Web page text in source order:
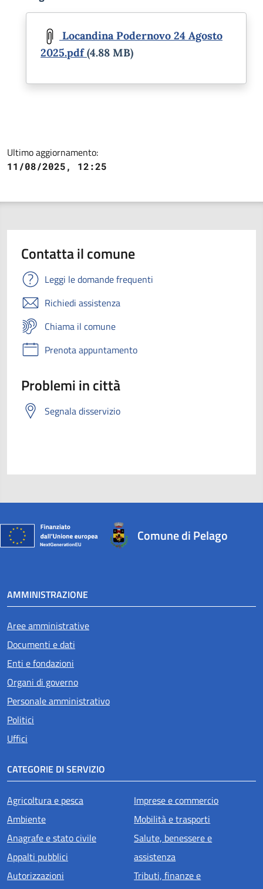
Locandina Podernovo 24 Agosto
2025.pdf(4.88 MB)
Ultimo aggiornamento:
11/08/2025, 12:25
Contatta il comune
Leggi le domande frequenti
Richiedi assistenza
Chiama il comune
Prenota appuntamento
Problemi in città
Segnala disservizio
Comune di Pelago
AMMINISTRAZIONE
Aree amministrative
Documenti e dati
Enti e fondazioni
Organi di governo
Personale amministrativo
Politici
Uffici
CATEGORIE DI SERVIZIO
Agricoltura e pesca
Ambiente
Anagrafe e stato civile
Appalti pubblici
Autorizzazioni
Imprese e commercio
Mobilità e trasporti
Salute, benessere e
assistenza
Tributi, finanze e